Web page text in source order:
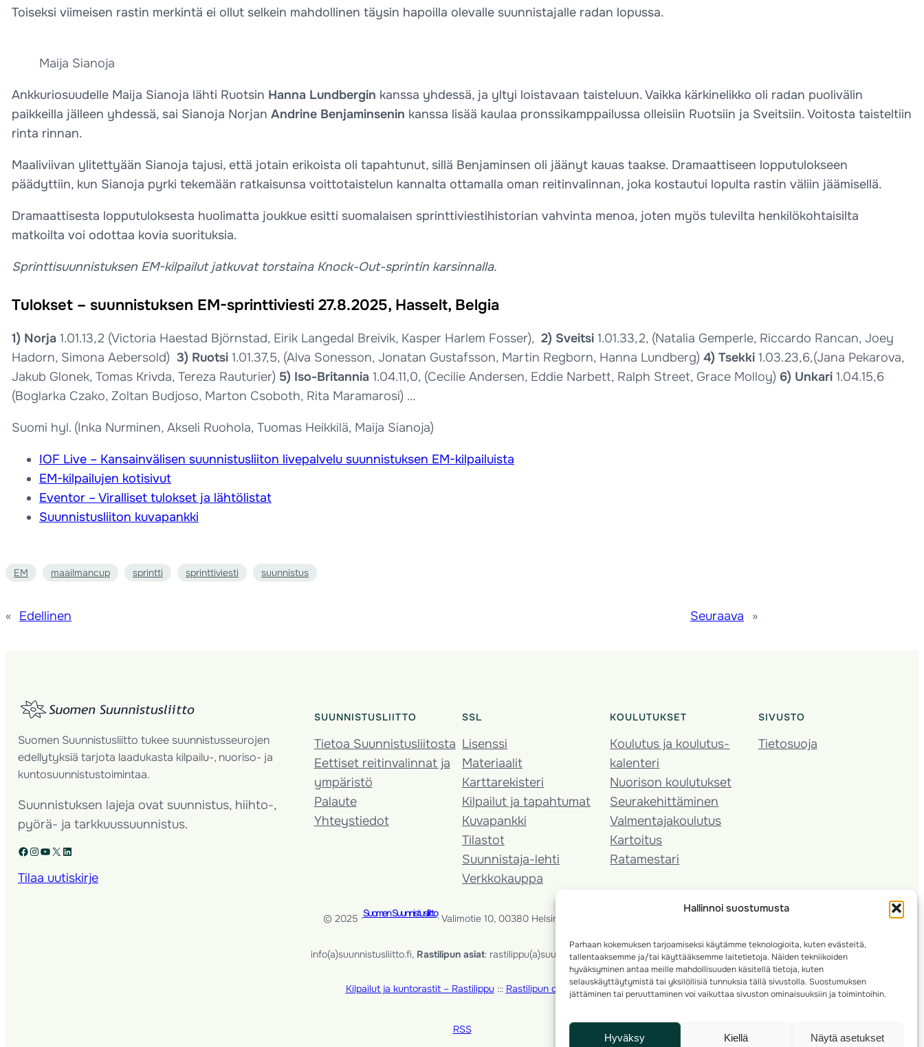
Hallinnoi suostumusta
Parhaan kokemuksen tarjoamiseksi käytämme teknologioita, kuten evästeitä,
tallentaaksemme ja/tai käyttääksemme laitetietoja. Näiden tekniikoiden
hyväksyminen antaa meille mahdollisuuden käsitellä tietoja, kuten
selauskäyttäytymistä tai yksilöllisiä tunnuksia tällä sivustolla. Suostumuksen
jättäminen tai peruuttaminen voi vaikuttaa sivuston ominaisuuksiin ja toimintoihin.
Hyväksy Kiellä Näytä asetukset
Toiseksi viimeisen rastin merkintä ei ollut selkein mahdollinen täysin hapoilla olevalle suunnistajalle radan lopussa.
Maija Sianoja
Ankkuriosuudelle Maija Sianoja lähti Ruotsin Hanna Lundbergin kanssa yhdessä, ja yltyi loistavaan taisteluun. Vaikka kärkinelikko oli radan puolivälin
paikkeilla jälleen yhdessä, sai Sianoja Norjan Andrine Benjaminsenin kanssa lisää kaulaa pronssikamppailussa olleisiin Ruotsiin ja Sveitsiin. Voitosta taisteltiin
rinta rinnan.
Maaliviivan ylitettyään Sianoja tajusi, että jotain erikoista oli tapahtunut, sillä Benjaminsen oli jäänyt kauas taakse. Dramaattiseen lopputulokseen
päädyttiin, kun Sianoja pyrki tekemään ratkaisunsa voittotaistelun kannalta ottamalla oman reitinvalinnan, joka kostautui lopulta rastin väliin jäämisellä.
Dramaattisesta lopputuloksesta huolimatta joukkue esitti suomalaisen sprinttiviestihistorian vahvinta menoa, joten myös tulevilta henkilökohtaisilta
matkoilta voi odottaa kovia suorituksia.
Sprinttisuunnistuksen EM-kilpailut jatkuvat torstaina Knock-Out-sprintin karsinnalla.
Tulokset – suunnistuksen EM-sprinttiviesti 27.8.2025, Hasselt, Belgia
1) Norja 1.01.13,2 (Victoria Haestad Björnstad, Eirik Langedal Breivik, Kasper Harlem Fosser), 2) Sveitsi 1.01.33,2, (Natalia Gemperle, Riccardo Rancan, Joey
Hadorn, Simona Aebersold) 3) Ruotsi 1.01.37,5, (Alva Sonesson, Jonatan Gustafsson, Martin Regborn, Hanna Lundberg) 4) Tsekki 1.03.23,6,(Jana Pekarova,
Jakub Glonek, Tomas Krivda, Tereza Rauturier) 5) Iso-Britannia 1.04.11,0, (Cecilie Andersen, Eddie Narbett, Ralph Street, Grace Molloy) 6) Unkari 1.04.15,6
(Boglarka Czako, Zoltan Budjoso, Marton Csoboth, Rita Maramarosi) …
Suomi hyl. (Inka Nurminen, Akseli Ruohola, Tuomas Heikkilä, Maija Sianoja)
IOF Live – Kansainvälisen suunnistusliiton livepalvelu suunnistuksen EM-kilpailuista
EM-kilpailujen kotisivut
Eventor – Viralliset tulokset ja lähtölistat
Suunnistusliiton kuvapankki
EM maailmancup sprintti sprinttiviesti suunnistus
« Edellinen Seuraava »
Suomen Suunnistusliitto tukee suunnistusseurojen
edellytyksiä tarjota laadukasta kilpailu-, nuoriso- ja
kuntosuunnistustoimintaa.
Suunnistuksen lajeja ovat suunnistus, hiihto-,
pyörä- ja tarkkuussuunnistus.
Facebook Instagram YouTube X LinkedIn
Tilaa uutiskirje
SUUNNISTUSLIITTO
Tietoa Suunnistusliitosta
Eettiset reitinvalinnat ja
ympäristö
Palaute
Yhteystiedot
SSL
Lisenssi
Materiaalit
Karttarekisteri
Kilpailut ja tapahtumat
Kuvapankki
Tilastot
Suunnistaja-lehti
Verkkokauppa
KOULUTUKSET
Koulutus ja koulutus­
kalenteri
Nuorison koulutukset
Seura­kehittäminen
Valmentaja­koulutus
Kartoitus
Ratamestari
SIVUSTO
Tietosuoja
© 2025 ·Suomen Suunnistusliitto· Valimotie 10, 00380 Helsinki, Finland
info(a)suunnistusliitto.fi, Rastilipun asiat: rastilippu(a)suunnistusliitto.fi
Kilpailut ja kuntorastit – Rastilippu::: Rastilipun ohjeet
RSS